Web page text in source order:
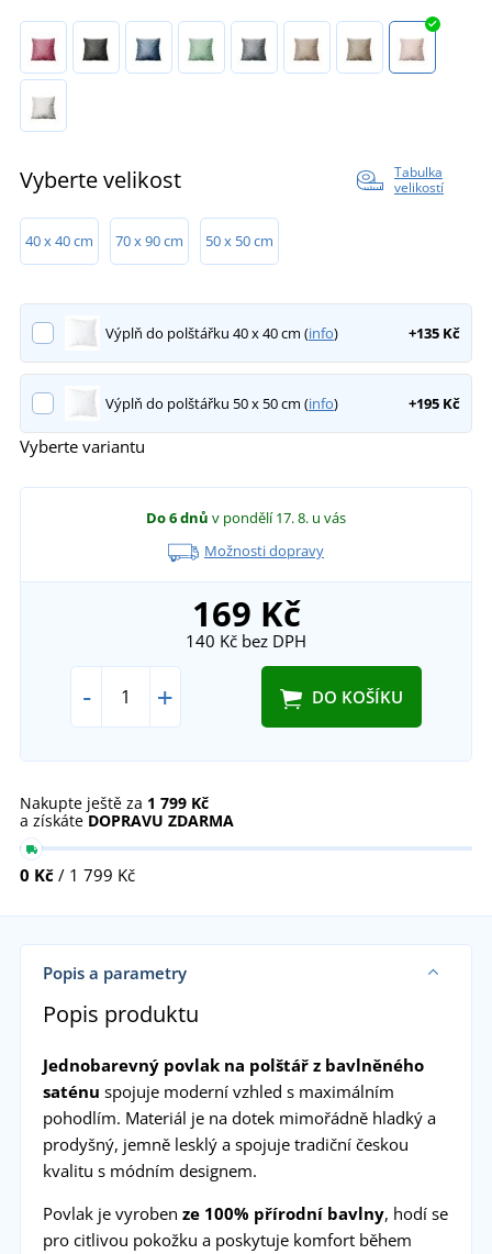
Vyberte velikost
Tabulka
velikostí
40 x 40 cm 70 x 90 cm 50 x 50 cm
Výplň do polštářku 40 x 40 cm (info) +135 Kč
Výplň do polštářku 50 x 50 cm (info) +195 Kč
Vyberte variantu
Do 6 dnů v pondělí 17. 8. u vás
Možnosti dopravy
169 Kč
140 Kč bez DPH
- + DO KOŠÍKU
Nakupte ještě za 1 799 Kč
a získáte DOPRAVU ZDARMA
0 Kč / 1 799 Kč
Popis a parametry
Popis produktu
Jednobarevný povlak na polštář z bavlněného
saténu spojuje moderní vzhled s maximálním
pohodlím. Materiál je na dotek mimořádně hladký a
prodyšný, jemně lesklý a spojuje tradiční českou
kvalitu s módním designem.
Povlak je vyroben ze 100% přírodní bavlny, hodí se
pro citlivou pokožku a poskytuje komfort během